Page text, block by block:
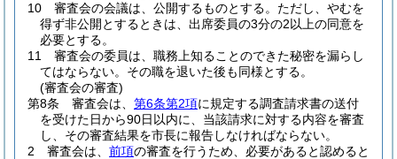
10
審査会の会議は、公開するものとする。 ただし、やむを
得ず非公開とするときは、出席委員の3分の2以上の同意を
必要とする。
11
審査会の委員は、職務上知ることのできた秘密を漏らし
てはならない。 その職を退いた後も同様とする。
(審査会の審査)
第8条
審査会は、 第6条第2項に規定する調査請求書の送付
を受けた日から90日以内に、当該請求に対する内容を審査
し、その審査結果を市長に報告しなければならない。
2
審査会は、 前項の審査を行うため、必要があると認めると